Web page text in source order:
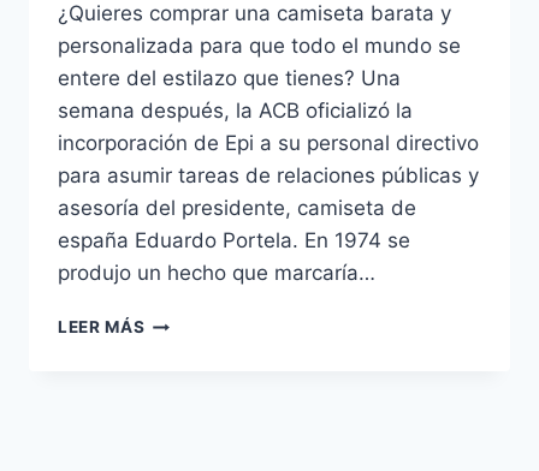
¿Quieres comprar una camiseta barata y
personalizada para que todo el mundo se
entere del estilazo que tienes? Una
semana después, la ACB oficializó la
incorporación de Epi a su personal directivo
para asumir tareas de relaciones públicas y
asesoría del presidente, camiseta de
españa Eduardo Portela. En 1974 se
produjo un hecho que marcaría…
LEER MÁS CAMISETAS